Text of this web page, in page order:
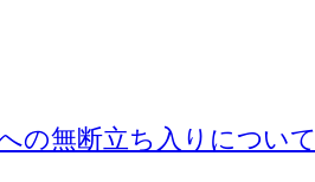
の無断立ち入りについて